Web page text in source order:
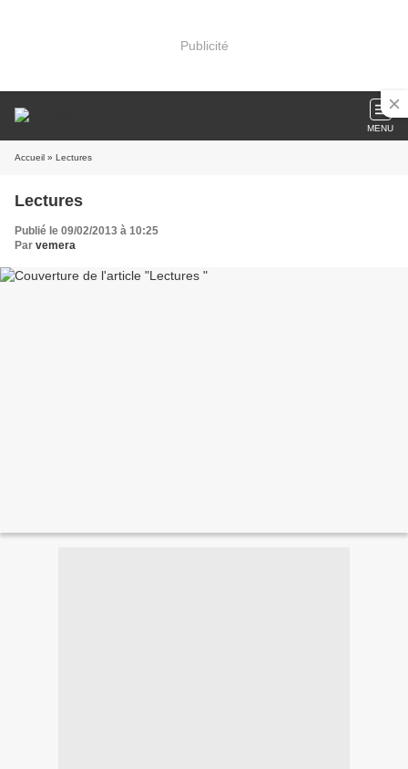
Publicité
MENU
Accueil » Lectures
Lectures
Publié le 09/02/2013 à 10:25
Par vemera